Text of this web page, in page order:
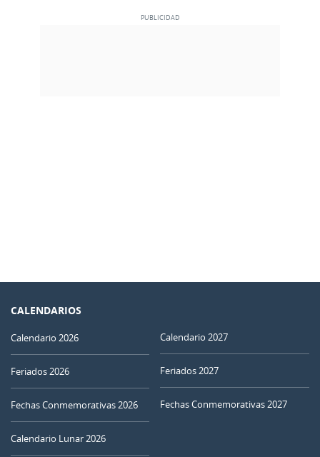
CALENDARIOS
Calendario 2026
Feriados 2026
Fechas Conmemorativas 2026
Calendario Lunar 2026
Calendario 2027
Feriados 2027
Fechas Conmemorativas 2027